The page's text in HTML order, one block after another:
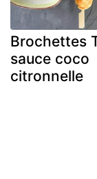
Brochettes
sauce coco
citronnelle